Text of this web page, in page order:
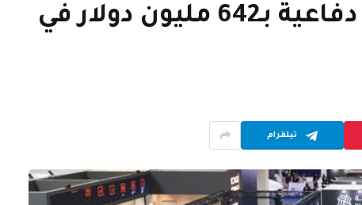
الإمارات.. توقيع صفقات دفاعية بـ642 مليون دولار في
تيلقرام